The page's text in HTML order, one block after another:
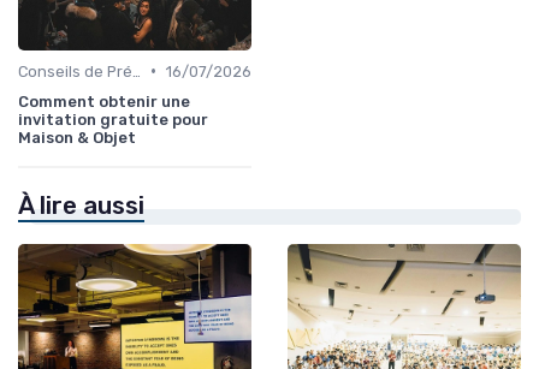
• 16/07/2026
Comment obtenir une
invitation gratuite pour
Maison & Objet
À lire aussi